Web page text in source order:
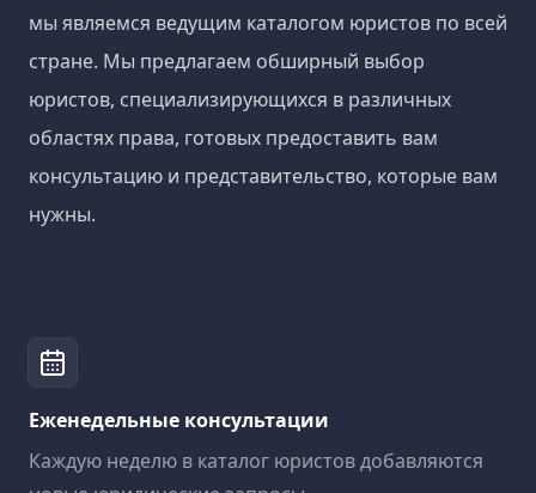
мы являемся ведущим каталогом юристов по всей
стране. Мы предлагаем обширный выбор
юристов, специализирующихся в различных
областях права, готовых предоставить вам
консультацию и представительство, которые вам
нужны.
Еженедельные консультации
Каждую неделю в каталог юристов добавляются